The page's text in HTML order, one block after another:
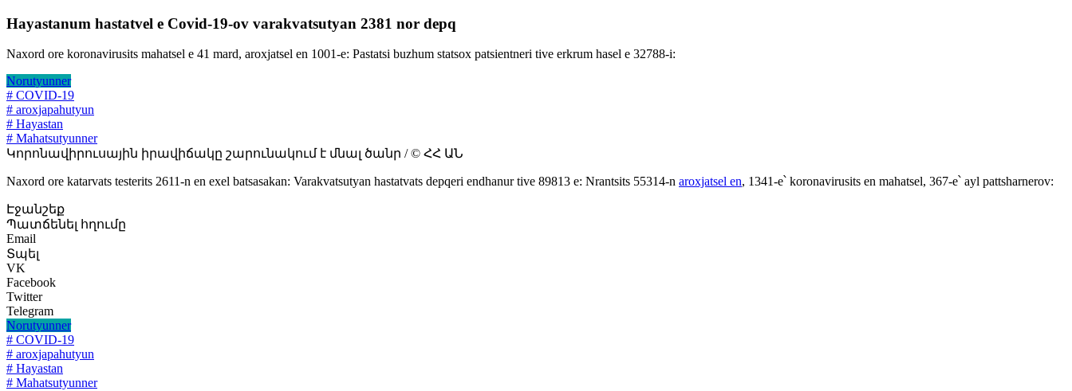
Hayastanum hastatvel e Covid-19-ov varakvatsutyan 2381 nor depq
Naxord ore koronavirusits mahatsel e 41 mard, aroxjatsel en 1001-e: Pastatsi buzhum statsox patsientneri tive erkrum hasel e 32788-i:
Norutyunner
# COVID-19
# aroxjapahutyun
# Hayastan
# Mahatsutyunner
Կորոնավիրուսային իրավիճակը շարունակում է մնալ ծանր / © ՀՀ ԱՆ
Naxord ore katarvats testerits 2611-n en exel batsasakan: Varakvatsutyan hastatvats depqeri endhanur tive 89813 e: Nrantsits 55314-n aroxjatsel en, 1341-e՝ koronavirusits en mahatsel, 367-e՝ ayl pattsharnerov:
Էջանշեք
Պատճենել հղումը
Email
Տպել
VK
Facebook
Twitter
Telegram
Norutyunner
# COVID-19
# aroxjapahutyun
# Hayastan
# Mahatsutyunner